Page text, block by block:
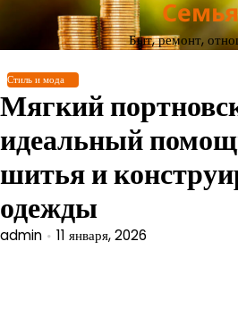
Перейти
содержимому
Семья
Быт, ремонт,
Стиль и мода
Мягкий
идеальный
шитья и
одежды
admin 11 января, 2026